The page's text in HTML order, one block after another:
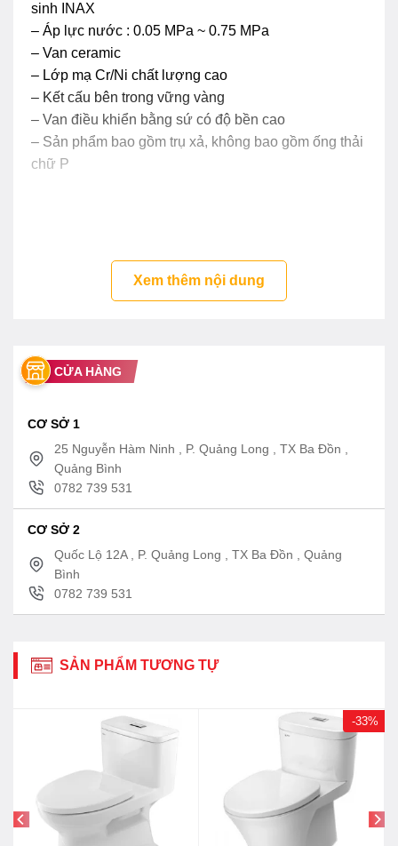
sinh INAX
– Áp lực nước : 0.05 MPa ~ 0.75 MPa
– Van ceramic
– Lớp mạ Cr/Ni chất lượng cao
– Kết cấu bên trong vững vàng
– Van điều khiển bằng sứ có độ bền cao
– Sản phẩm bao gồm trụ xả, không bao gồm ống thải
chữ P
Xem thêm nội dung
CỬA HÀNG
CƠ SỞ 1
25 Nguyễn Hàm Ninh , P. Quảng Long , TX Ba Đồn ,
Quảng Bình
0782 739 531
CƠ SỞ 2
Quốc Lộ 12A , P. Quảng Long , TX Ba Đồn , Quảng
Bình
0782 739 531
SẢN PHẨM TƯƠNG TỰ
-33%